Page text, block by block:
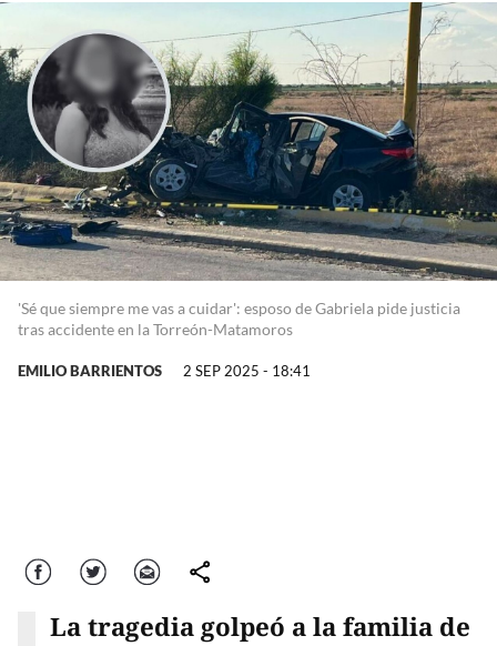
'Sé que siempre me vas a cuidar': esposo de Gabriela pide justicia
tras accidente en la Torreón-Matamoros
EMILIO BARRIENTOS 2 SEP 2025 - 18:41
Facebook Twitter Correo comparte
La tragedia golpeó a la familia de